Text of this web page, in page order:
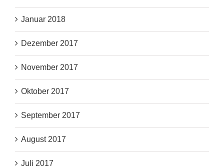
Januar 2018
Dezember 2017
November 2017
Oktober 2017
September 2017
August 2017
Juli 2017